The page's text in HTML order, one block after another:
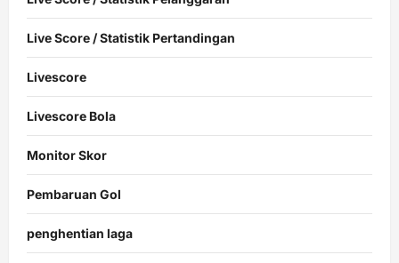
Live Score / Statistik Pertandingan
Livescore
Livescore Bola
Monitor Skor
Pembaruan Gol
penghentian laga